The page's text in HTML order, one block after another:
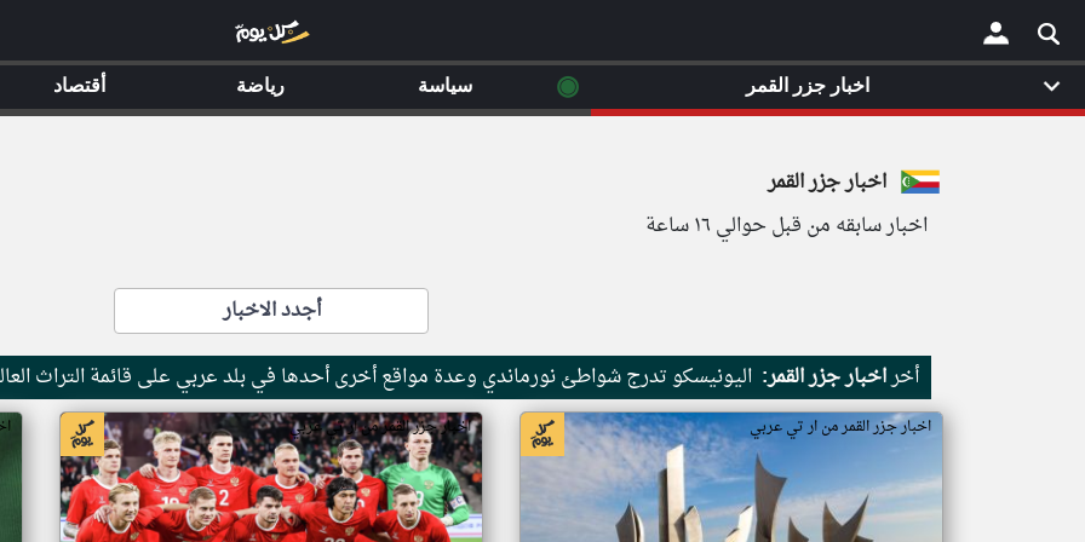
×
اخبار جزر القمر
اخبار سابقه من قبل حوالي ١٦ ساعة
أجدد الاخبار
أخراخبار جزر القمر: اليونيسكو تدرج شواطئ نورماندي وعدة مواقع أخرى أحدها في بلد عربي على قائمة التراث
اخبار جزر القمر من ار تي عربي اخبار جزر القمر من ار تي عربي
اخبار جزر القمر ◉ سياسة رياضة أقتصاد